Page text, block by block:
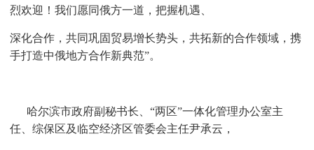
烈欢迎！我们愿同俄方一道，把握机遇、
深化合作，共同巩固贸易增长势头，共拓新的合作领域，携
手打造中俄地方合作新典范”。
哈尔滨市政府副秘书长、“两区”一体化管理办公室主
任、综保区及临空经济区管委会主任尹承云，